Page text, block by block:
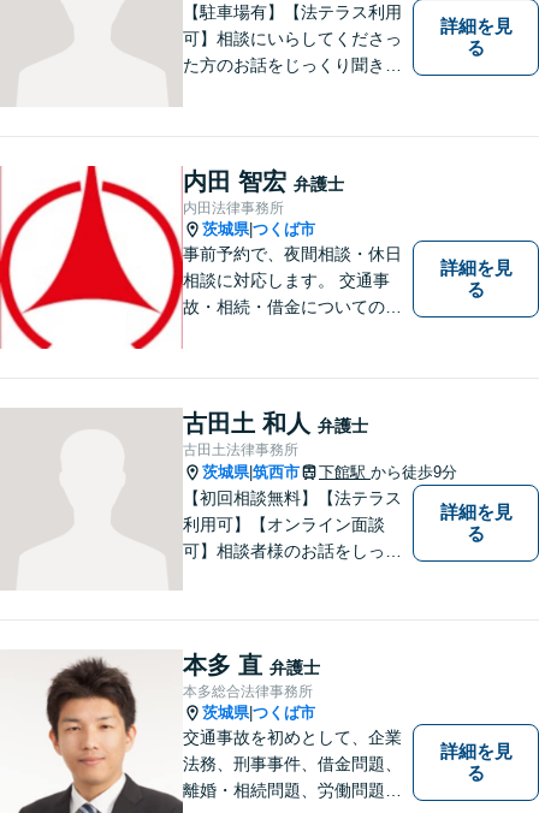
【駐車場有】【法テラス利用
可】相談にいらしてくださっ
た方のお話をじっくり聞き、
相談は早めの相談が大切で
す。皆様が相談しやすい環境
を整えておりますので、お気
軽にご相談ください。
詳細を見
る
内田 智宏 弁護士
内田法律事務所
茨城県|つくば市
事前予約で、夜間相談・休日
相談に対応します。 交通事
故・相続・借金についてのご
い。
詳細を見
る
古田土 和人 弁護士
古田土法律事務所
茨城県|筑西市 下館駅 から徒歩9分
【初回相談無料】【法テラス
利用可】【オンライン面談
可】相談者様のお話をしっか
詳細を見
る
本多 直 弁護士
本多総合法律事務所
茨城県|つくば市
交通事故を初めとして、企業
法務、刑事事件、借金問題、
離婚・相続問題、労働問題そ
詳細を見
る